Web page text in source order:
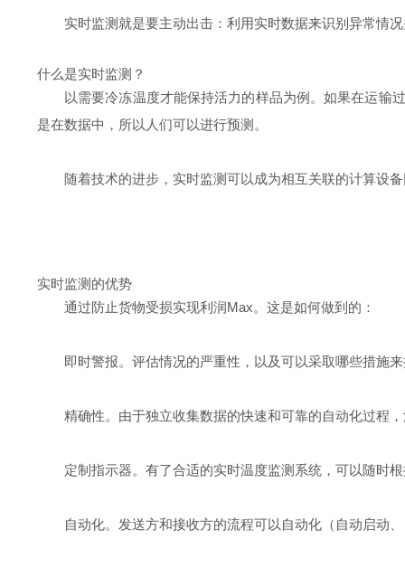
实时监测就是要主动出击：利用实时数据来识别异常情
什么是实时监测？
以需要冷冻温度才能保持活力的样品为例。如果在运输
是在数据中，所以人们可以进行预测。
随着技术的进步，实时监测可以成为相互关联的计算设
实时监测的优势
通过防止货物受损实现利润Max。这是如何做到的：
即时警报。评估情况的严重性，以及可以采取哪些措施
精确性。由于独立收集数据的快速和可靠的自动化过程
定制指示器。有了合适的实时温度监测系统，可以随时
自动化。发送方和接收方的流程可以自动化（自动启动